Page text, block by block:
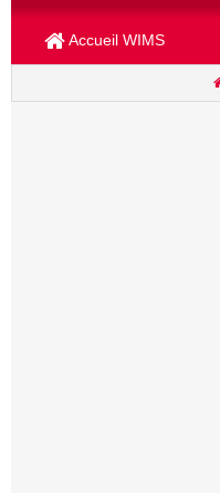
Accueil WIMS